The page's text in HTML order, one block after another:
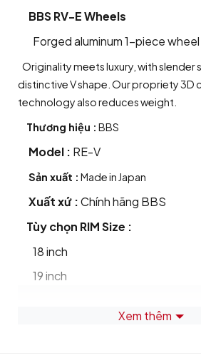
BBS RV-E Wheels
Forged aluminum 1-piece wheel
Originality meets luxury, with slender
distinctive V shape. Our propriety 3D
technology also reduces weight.
Thương hiệu : BBS
Model : RE-V
Sản xuất : Made in Japan
Xuất xứ :Chính hãng BBS
Tùy chọn RIM Size :
18 inch
19 inch
Xem thêm